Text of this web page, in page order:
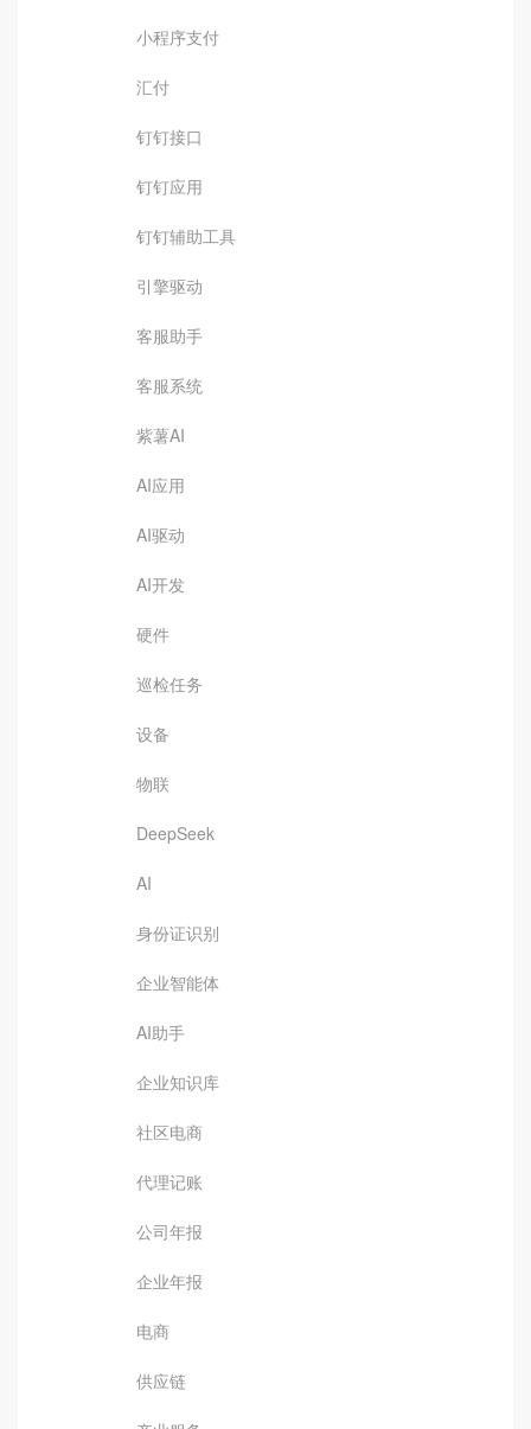
小程序支付
汇付
钉钉接口
钉钉应用
钉钉辅助工具
引擎驱动
客服助手
客服系统
紫薯AI
AI应用
AI驱动
AI开发
硬件
巡检任务
设备
物联
DeepSeek
AI
身份证识别
企业智能体
AI助手
企业知识库
社区电商
代理记账
公司年报
企业年报
电商
供应链